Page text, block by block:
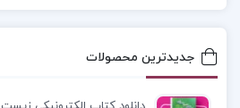
باقی‌است.
جدیدترین محصولات